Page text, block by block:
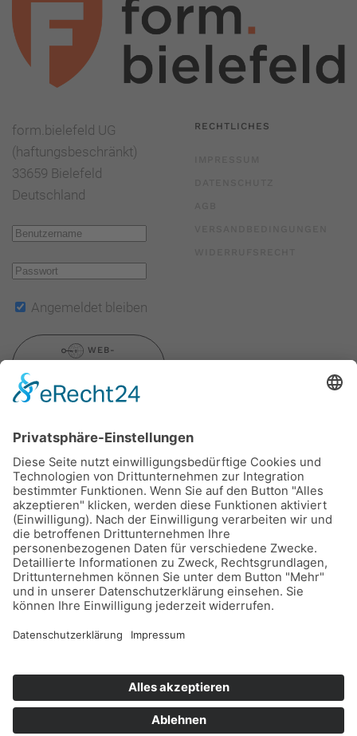
form.bielefeld UG
(haftungsbeschränkt)
33659 Bielefeld
Deutschland
Angemeldet bleiben
WEB-
AUTHENTIFIZIERUNG
Passwort vergessen?
Benutzername
vergessen?
RECHTLICHES
KONTAKT
info@form-bielefeld.com